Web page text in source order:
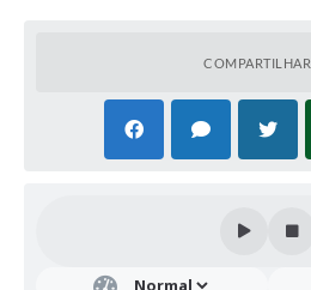
COMPARTILHAR